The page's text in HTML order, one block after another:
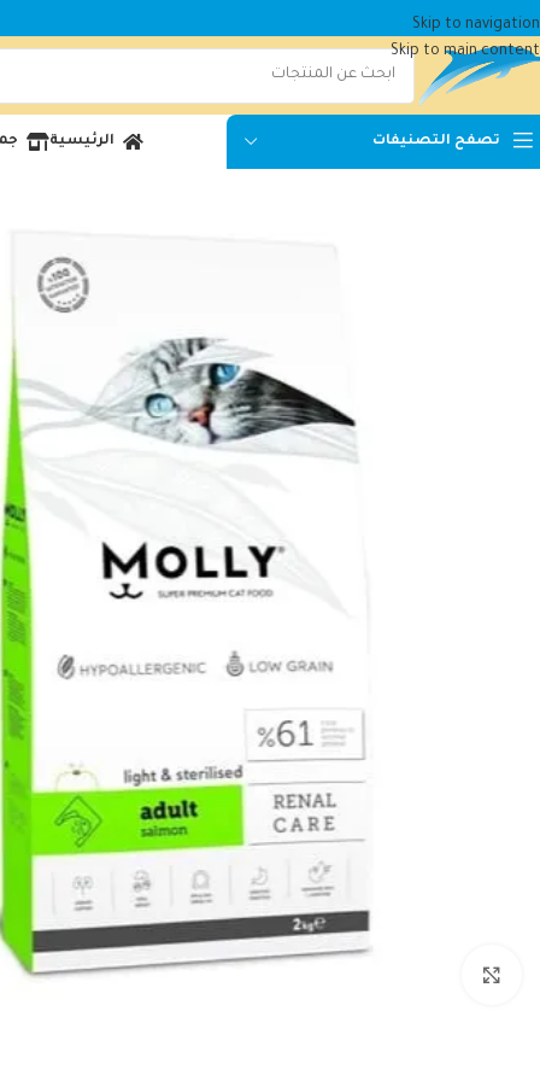
Skip to navigation
Skip to main content
تصفح التصنيفات الرئيسية